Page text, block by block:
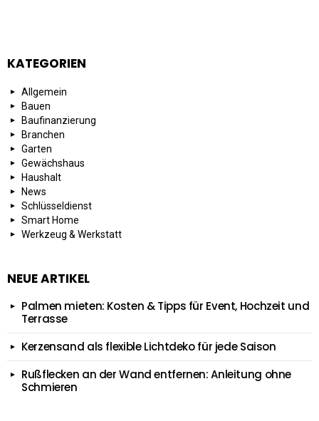
KATEGORIEN
Allgemein
Bauen
Baufinanzierung
Branchen
Garten
Gewächshaus
Haushalt
News
Schlüsseldienst
Smart Home
Werkzeug & Werkstatt
NEUE ARTIKEL
Palmen mieten: Kosten & Tipps für Event, Hochzeit und
Terrasse
Kerzensand als flexible Lichtdeko für jede Saison
Rußflecken an der Wand entfernen: Anleitung ohne
Schmieren